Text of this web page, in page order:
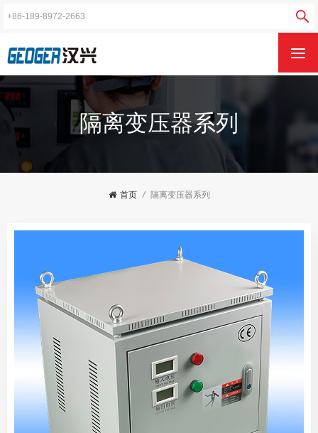
隔离变压器系列
首页 / 隔离变压器系列